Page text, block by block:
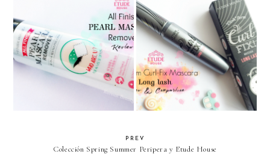
[Etude House] All Finish Pearl
Mascara Remover
[Etude House] Lash Perm Curl-
Fix mascara Long Lash
PREV
Colección Spring Summer Peripera y Etude House